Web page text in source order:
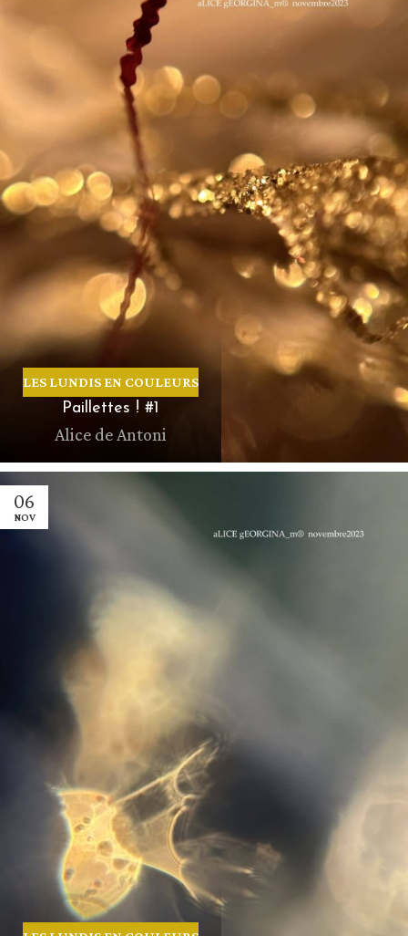
LES LUNDIS EN COULEURS
Paillettes ! #1
Alice de Antoni
06
NOV